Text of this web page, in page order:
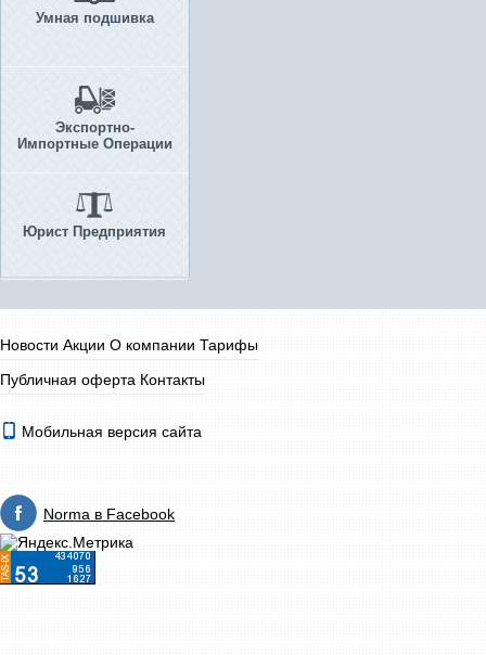
Умная подшивка
Экспортно-
Импортные Операции
Юрист Предприятия
Новости Акции О компании Тарифы
Публичная оферта Контакты
Мобильная версия сайта
Norma в Facebook